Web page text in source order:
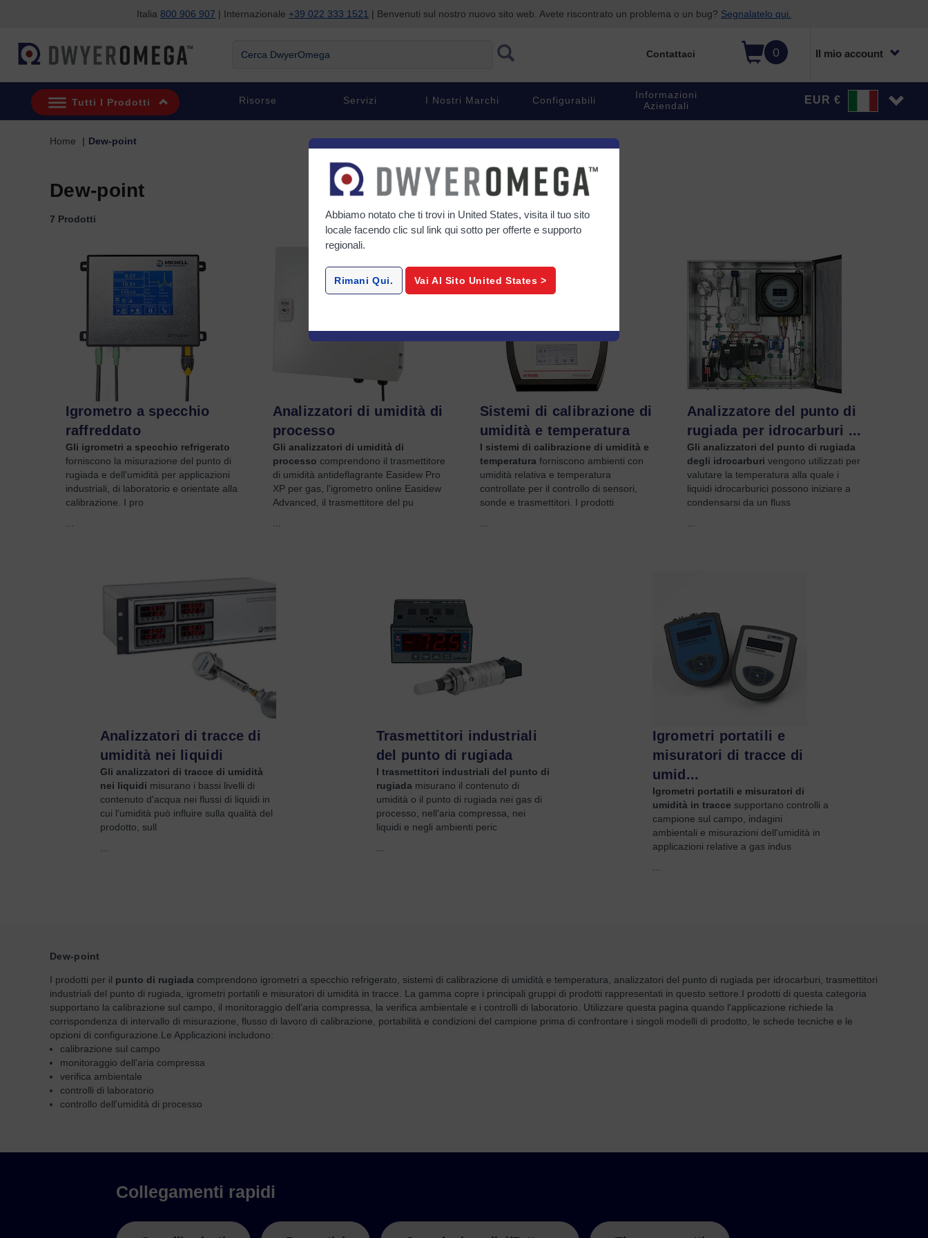
Italia 800 906 907 | Internazionale +39 022 333 1521 | Benvenuti sul nostro nuovo sito web. Avete riscontrato un problema o un bug? Segnalatelo qui.
0 Il mio account
Contattaci
Tutti I Prodotti Risorse Servizi I Nostri Marchi Configurabili
Informazioni
Aziendali
EUR €
Home Dew-point
Dew-point
7 Prodotti
Igrometro a specchio
raffreddato
Gli igrometri a specchio refrigerato
forniscono la misurazione del punto di
rugiada e dell'umidità per applicazioni
industriali, di laboratorio e orientate alla
calibrazione. I pro
Analizzatori di umidità di
processo
Gli analizzatori di umidità di
processo comprendono il trasmettitore
di umidità antideflagrante Easidew Pro
XP per gas, l'igrometro online Easidew
Advanced, il trasmettitore del pu
Sistemi di calibrazione di
umidità e temperatura
I sistemi di calibrazione di umidità e
temperatura forniscono ambienti con
umidità relativa e temperatura
controllate per il controllo di sensori,
sonde e trasmettitori. I prodotti
Analizzatore del punto di
rugiada per idrocarburi ...
Gli analizzatori del punto di rugiada
degli idrocarburi vengono utilizzati per
valutare la temperatura alla quale i
liquidi idrocarburici possono iniziare a
condensarsi da un fluss
Analizzatori di tracce di
umidità nei liquidi
Gli analizzatori di tracce di umidità
nei liquidi misurano i bassi livelli di
contenuto d'acqua nei flussi di liquidi in
cui l'umidità può influire sulla qualità del
prodotto, sull
Trasmettitori industriali
del punto di rugiada
I trasmettitori industriali del punto di
rugiada misurano il contenuto di
umidità o il punto di rugiada nei gas di
processo, nell'aria compressa, nei
liquidi e negli ambienti peric
Igrometri portatili e
misuratori di tracce di
umid...
Igrometri portatili e misuratori di
umidità in tracce supportano controlli a
campione sul campo, indagini
ambientali e misurazioni dell'umidità in
applicazioni relative a gas indus
Dew-point
I prodotti per il punto di rugiada comprendono igrometri a specchio refrigerato, sistemi di calibrazione di umidità e temperatura, analizzatori del punto di rugiada per idrocarburi, trasmettitori
industriali del punto di rugiada, igrometri portatili e misuratori di umidità in tracce. La gamma copre i principali gruppi di prodotti rappresentati in questo settore. I prodotti di questa categoria
supportano la calibrazione sul campo, il monitoraggio dell'aria compressa, la verifica ambientale e i controlli di laboratorio. Utilizzare questa pagina quando l'applicazione richiede la
corrispondenza di intervallo di misurazione, flusso di lavoro di calibrazione, portabilità e condizioni del campione prima di confrontare i singoli modelli di prodotto, le schede tecniche e le
opzioni di configurazione. Le Applicazioni includono:
calibrazione sul campo
monitoraggio dell'aria compressa
verifica ambientale
controlli di laboratorio
controllo dell'umidità di processo
Collegamenti rapidi
Abbiamo notato che ti trovi in United States, visita il tuo sito
locale facendo clic sul link qui sotto per offerte e supporto
regionali.
Rimani Qui. Vai Al Sito United States >